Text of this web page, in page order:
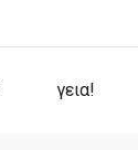
γεια!